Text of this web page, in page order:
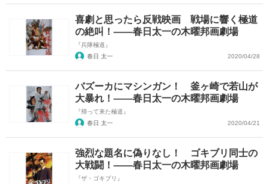
喜劇と思ったら反戦映画 戦場に響く極道
の絶叫！――春日太一の木曜邦画劇場
『兵隊極道』
春日 太一
2020/04/28
バズーカにマシンガン！ 釜ヶ崎で若山が
大暴れ！――春日太一の木曜邦画劇場
『帰って来た極道』
春日 太一
2020/04/21
強烈な題名に偽りなし！ ゴキブリ同士の
大戦闘！――春日太一の木曜邦画劇場
『ザ・ゴキブリ』